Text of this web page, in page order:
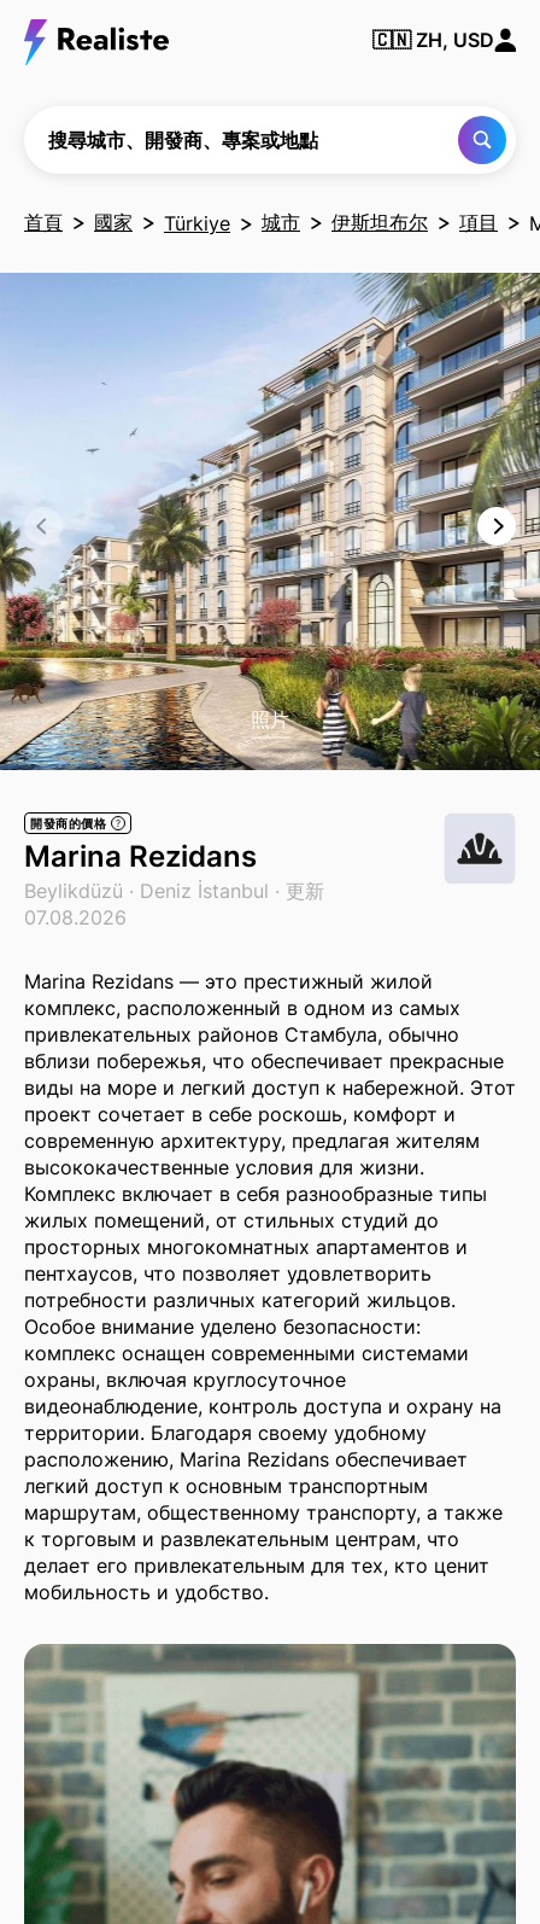
點
🇨🇳ZH, USD
搜尋城市、開發商、專案或地點
首頁 國家 Türkiye 城市 伊斯坦布尔 項目
照片
開發商的價格 ?
Marina Rezidans
Beylikdüzü · Deniz İstanbul · 更新
07.08.2026
Marina Rezidans — это престижный жилой
комплекс, расположенный в одном из самых
привлекательных районов Стамбула, обычно
вблизи побережья, что обеспечивает прекрасные
виды на море и легкий доступ к набережной. Этот
проект сочетает в себе роскошь, комфорт и
современную архитектуру, предлагая жителям
высококачественные условия для жизни.
Комплекс включает в себя разнообразные типы
жилых помещений, от стильных студий до
просторных многокомнатных апартаментов и
пентхаусов, что позволяет удовлетворить
потребности различных категорий жильцов.
Особое внимание уделено безопасности:
комплекс оснащен современными системами
охраны, включая круглосуточное
видеонаблюдение, контроль доступа и охрану на
территории. Благодаря своему удобному
расположению, Marina Rezidans обеспечивает
легкий доступ к основным транспортным
маршрутам, общественному транспорту, а также
к торговым и развлекательным центрам, что
делает его привлекательным для тех, кто ценит
мобильность и удобство.